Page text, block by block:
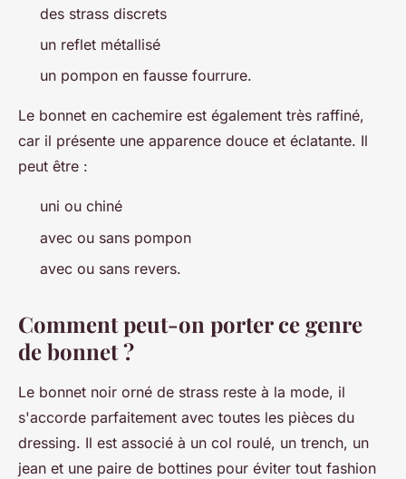
des strass discrets
un reflet métallisé
un pompon en fausse fourrure.
Le bonnet en cachemire est également très raffiné,
car il présente une apparence douce et éclatante. Il
peut être :
uni ou chiné
avec ou sans pompon
avec ou sans revers.
Comment peut-on porter ce genre
de bonnet ?
Le bonnet noir orné de strass reste à la mode, il
s'accorde parfaitement avec toutes les pièces du
dressing. Il est associé à un col roulé, un trench, un
jean et une paire de bottines pour éviter tout fashion